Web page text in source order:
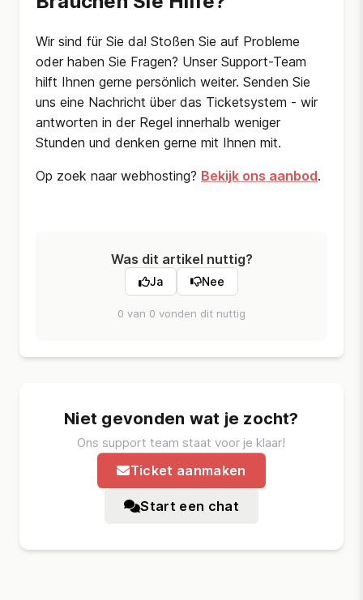
Wir sind für Sie da! Stoßen Sie auf Probleme
oder haben Sie Fragen? Unser Support-Team
hilft Ihnen gerne persönlich weiter. Senden Sie
uns eine Nachricht über das Ticketsystem - wir
antworten in der Regel innerhalb weniger
Stunden und denken gerne mit Ihnen mit.
Op zoek naar webhosting? Bekijk ons aanbod.
Was dit artikel nuttig?
Ja Nee
0 van 0 vonden dit nuttig
Niet gevonden wat je zocht?
Ons support team staat voor je klaar!
Ticket aanmaken
Start een chat